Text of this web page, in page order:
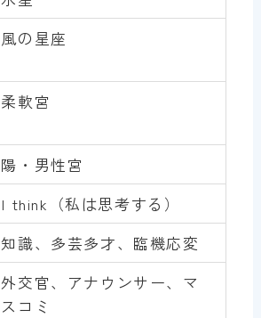
風の星座
柔軟宮
陽・男性宮
I think（私は思考する）
知識、多芸多才、臨機応変
外交官、アナウンサー、マ
スコミ